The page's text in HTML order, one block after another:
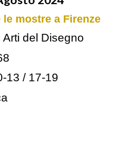
mostre a Firenze
del Disegno
13 / 17-19